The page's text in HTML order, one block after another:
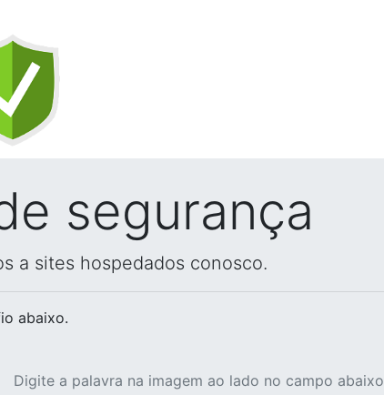
segurança
a sites hospedados conosco.
abaixo.
Digite a palavra na imagem ao lado no campo abaixo